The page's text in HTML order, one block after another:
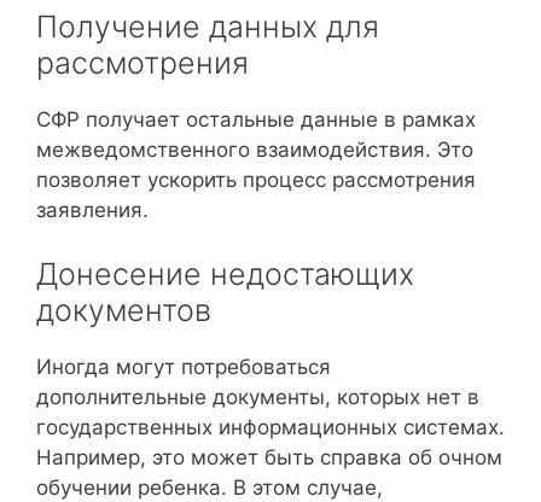
Получение данных для
рассмотрения
СФР получает остальные данные в рамках
межведомственного взаимодействия. Это
позволяет ускорить процесс рассмотрения
заявления.
Донесение недостающих
документов
Иногда могут потребоваться
дополнительные документы, которых нет в
государственных информационных системах.
Например, это может быть справка об очном
обучении ребенка. В этом случае,